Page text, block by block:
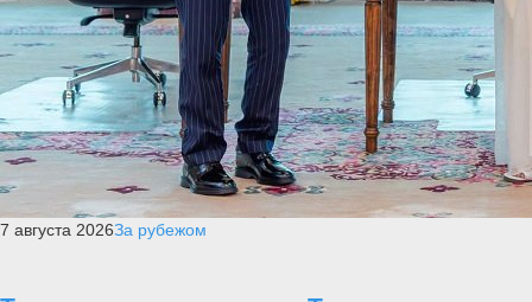
7 августа 2026За рубежом